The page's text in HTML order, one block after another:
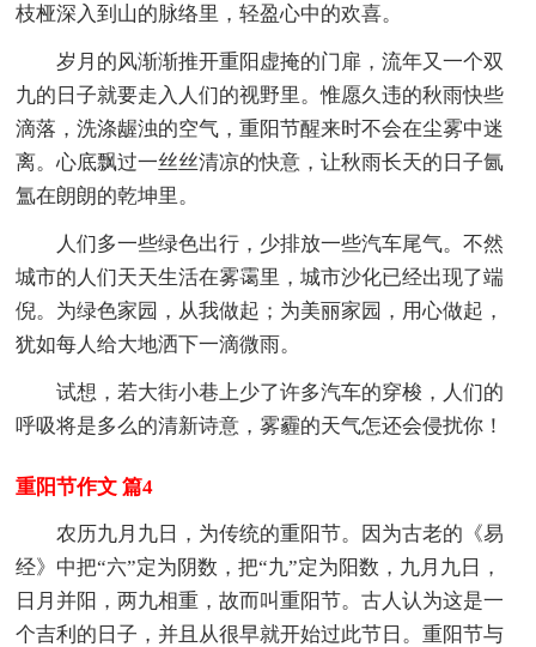
枝桠深入到山的脉络里，轻盈心中的欢喜。
岁月的风渐渐推开重阳虚掩的门扉，流年又一个双
九的日子就要走入人们的视野里。惟愿久违的秋雨快些
滴落，洗涤龌浊的空气，重阳节醒来时不会在尘雾中迷
离。心底飘过一丝丝清凉的快意，让秋雨长天的日子氤
氲在朗朗的乾坤里。
人们多一些绿色出行，少排放一些汽车尾气。不然
城市的人们天天生活在雾霭里，城市沙化已经出现了端
倪。为绿色家园，从我做起；为美丽家园，用心做起，
犹如每人给大地洒下一滴微雨。
试想，若大街小巷上少了许多汽车的穿梭，人们的
呼吸将是多么的清新诗意，雾霾的天气怎还会侵扰你！
重阳节作文 篇4
农历九月九日，为传统的重阳节。因为古老的《易
经》中把“六”定为阴数，把“九”定为阳数，九月九日，
日月并阳，两九相重，故而叫重阳节。古人认为这是一
个吉利的日子，并且从很早就开始过此节日。重阳节与